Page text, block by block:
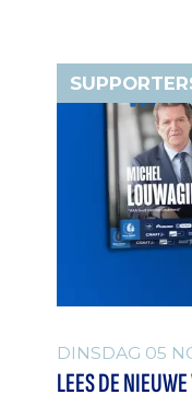
DINSDAG 05
LEES DE